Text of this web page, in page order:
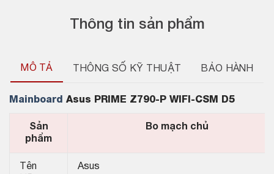
Thông tin sản phẩm
MÔ TẢ THÔNG SỐ KỸ THUẬT BẢO HÀNH
Mainboard Asus PRIME Z790-P WIFI-CSM D5
Sản
phẩm
Bo mạch chủ
Tên
Asus